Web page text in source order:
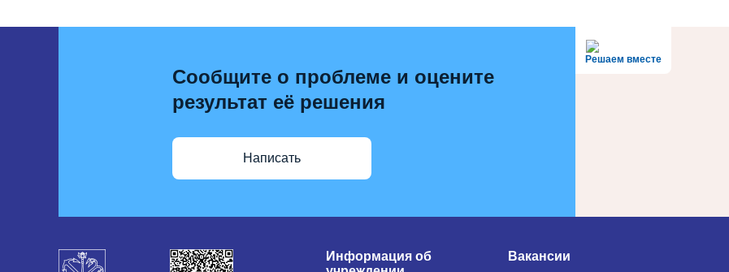
Решаем вместе
Сообщите о проблеме и оцените
результат её решения
Написать
Информация об
Вакансии